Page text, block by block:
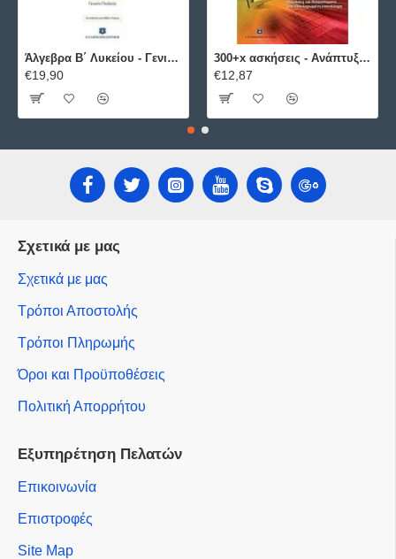
Άλγεβρα B΄ Λυκείου - Γενικής Παιδείας ΕΛΛΗΝΟΕΚΔΟΤΙΚΗ
€19,90
300+x ασκήσεις - Ανάπτυξη Εφαρμογών σε Προγραμματιστικό Περιβάλλον ΕΛΛΗΝΟΕΚΔΟΤΙΚΗ
€12,87
Σχετικά με μας
Σχετικά με μας
Τρόποι Αποστολής
Τρόποι Πληρωμής
Όροι και Προϋποθέσεις
Πολιτική Απορρήτου
Εξυπηρέτηση Πελατών
Επικοινωνία
Επιστροφές
Site Map